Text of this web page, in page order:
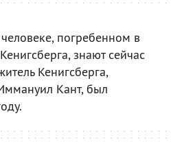
погребенном в
знают сейчас
Кенигсберга,
Кант, был